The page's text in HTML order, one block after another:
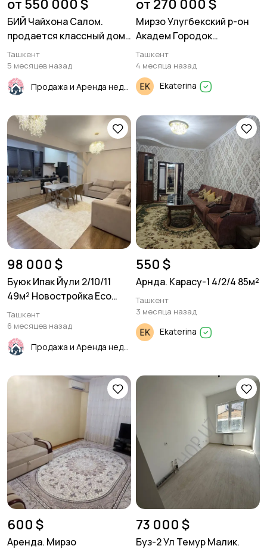
от 550 000 $
БИЙ Чайхона Салом.
продается классный дом.
170м² 3,87 соток.
Ташкент
5 месяцев назад
от 270 000 $
Мирзо Улугбекский р-он
Академ Городок
Продаётся дом 100м²
Ташкент
4 месяца назад
Ekaterina
98 000 $
Буюк Ипак Йули 2/10/11
49м² Новостройка Eco
Smart
Ташкент
6 месяцев назад
550 $
Арнда. Карасу-1 4/2/4 85м²
Ташкент
3 месяца назад
Ekaterina
600 $
Аренда. Мирзо
73 000 $
Буз-2 Ул Темур Малик.